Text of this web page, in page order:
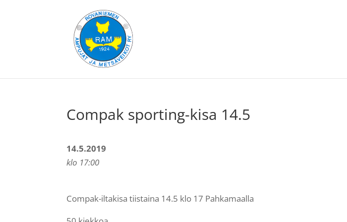
Compak sporting-kisa 14.5
14.5.2019
klo 17:00
Compak-iltakisa tiistaina 14.5 klo 17 Pahkamaalla